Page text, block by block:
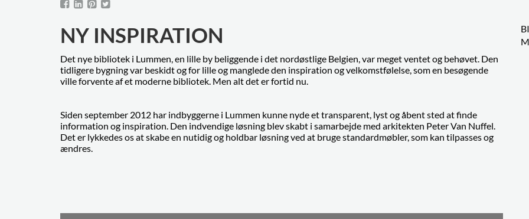
NY INSPIRATION
Det nye bibliotek i Lummen, en lille by beliggende i det nordøstlige Belgien, var meget ventet og behøvet. Den
tidligere bygning var beskidt og for lille og manglede den inspiration og velkomstfølelse, som en besøgende
ville forvente af et moderne bibliotek. Men alt det er fortid nu.
Siden september 2012 har indbyggerne i Lummen kunne nyde et transparent, lyst og åbent sted at finde
information og inspiration. Den indvendige løsning blev skabt i samarbejde med arkitekten Peter Van Nuffel.
Det er lykkedes os at skabe en nutidig og holdbar løsning ved at bruge standardmøbler, som kan tilpasses og
ændres.